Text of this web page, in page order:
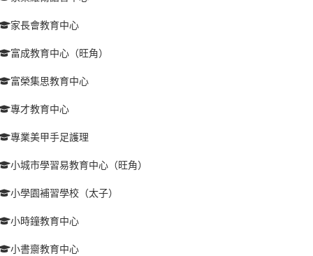
家長會教育中心
富成教育中心（旺角）
富榮集思教育中心
專才教育中心
專業美甲手足護理
小城市學習易教育中心（旺角）
小學園補習學校（太子）
小時鐘教育中心
小書齋教育中心